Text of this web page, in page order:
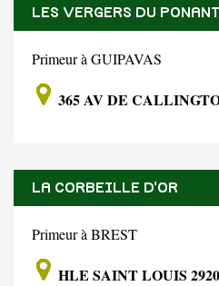
LES VERGERS DU PONANT
Primeur à GUIPAVAS
365 AV DE
LA CORBEILLE D'OR
Primeur à BREST
HLE SAINT LOUIS